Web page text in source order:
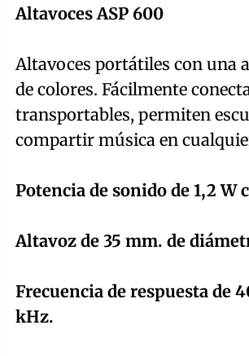
Altavoces ASP 600
Altavoces portátiles con una
de colores. Fácilmente
transportables, permiten
compartir música en
Potencia de sonido de 1,2 W
Altavoz de 35 mm. de
Frecuencia de respuesta de
kHz.